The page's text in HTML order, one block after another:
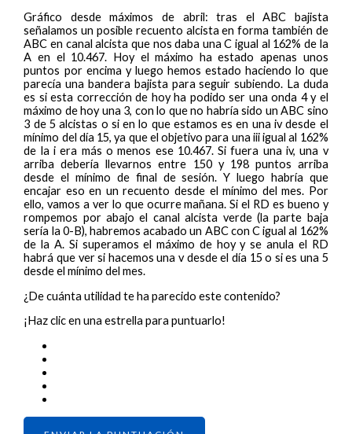
Gráfico desde máximos de abril: tras el ABC bajista
señalamos un posible recuento alcista en forma también de
ABC en canal alcista que nos daba una C igual al 162% de la
A en el 10.467. Hoy el máximo ha estado apenas unos
puntos por encima y luego hemos estado haciendo lo que
parecía una bandera bajista para seguir subiendo. La duda
es si esta corrección de hoy ha podido ser una onda 4 y el
máximo de hoy una 3, con lo que no habría sido un ABC sino
3 de 5 alcistas o si en lo que estamos es en una iv desde el
mínimo del día 15, ya que el objetivo para una iii igual al 162%
de la i era más o menos ese 10.467. Si fuera una iv, una v
arriba debería llevarnos entre 150 y 198 puntos arriba
desde el mínimo de final de sesión. Y luego habría que
encajar eso en un recuento desde el mínimo del mes. Por
ello, vamos a ver lo que ocurre mañana. Si el RD es bueno y
rompemos por abajo el canal alcista verde (la parte baja
sería la 0-B), habremos acabado un ABC con C igual al 162%
de la A. Si superamos el máximo de hoy y se anula el RD
habrá que ver si hacemos una v desde el día 15 o si es una 5
desde el mínimo del mes.
¿De cuánta utilidad te ha parecido este contenido?
¡Haz clic en una estrella para puntuarlo!